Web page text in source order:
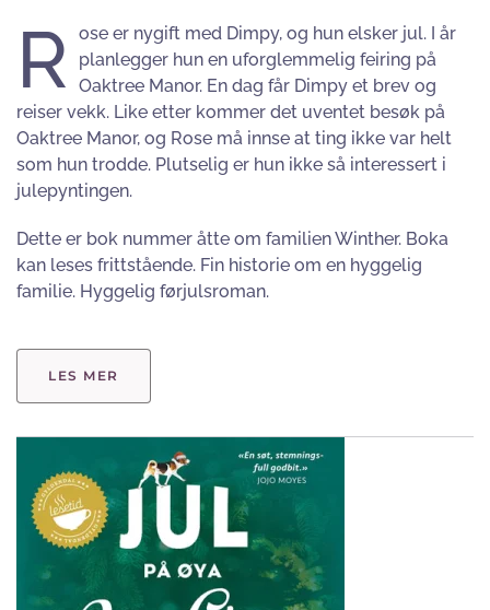
R
ose er nygift med Dimpy, og hun elsker jul. I år
planlegger hun en uforglemmelig feiring på
Oaktree Manor. En dag får Dimpy et brev og
reiser vekk. Like etter kommer det uventet besøk på
Oaktree Manor, og Rose må innse at ting ikke var helt
som hun trodde. Plutselig er hun ikke så interessert i
julepyntingen.
Dette er bok nummer åtte om familien Winther. Boka
kan leses frittstående. Fin historie om en hyggelig
familie. Hyggelig førjulsroman.
LES MER